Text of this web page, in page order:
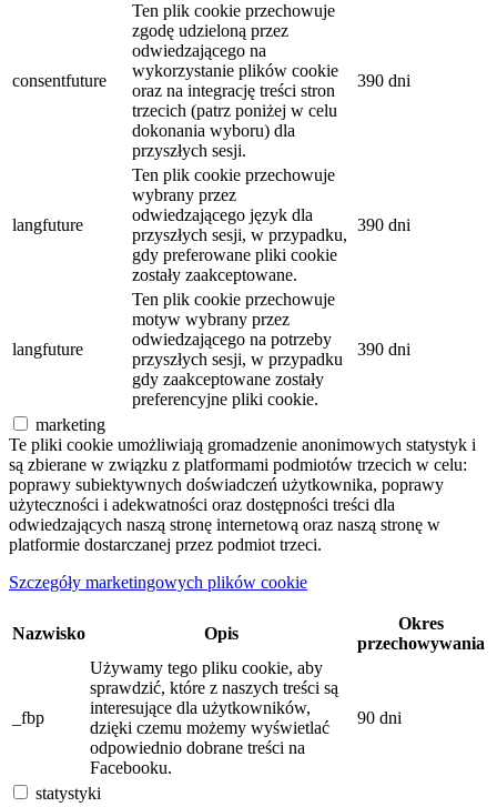
consentfuture
Ten plik cookie przechowuje
zgodę udzieloną przez
odwiedzającego na
wykorzystanie plików cookie
oraz na integrację treści stron
trzecich (patrz poniżej w celu
dokonania wyboru) dla
przyszłych sesji.
390 dni
langfuture
Ten plik cookie przechowuje
wybrany przez
odwiedzającego język dla
przyszłych sesji, w przypadku,
gdy preferowane pliki cookie
zostały zaakceptowane.
390 dni
langfuture
Ten plik cookie przechowuje
motyw wybrany przez
odwiedzającego na potrzeby
przyszłych sesji, w przypadku
gdy zaakceptowane zostały
preferencyjne pliki cookie.
390 dni
marketing
Te pliki cookie umożliwiają gromadzenie anonimowych statystyk i
są zbierane w związku z platformami podmiotów trzecich w celu:
poprawy subiektywnych doświadczeń użytkownika, poprawy
użyteczności i adekwatności oraz dostępności treści dla
odwiedzających naszą stronę internetową oraz naszą stronę w
platformie dostarczanej przez podmiot trzeci.
Szczegóły marketingowych plików cookie
Nazwisko Opis
Okres
przechowywania
_fbp
Używamy tego pliku cookie, aby
sprawdzić, które z naszych treści są
interesujące dla użytkowników,
dzięki czemu możemy wyświetlać
odpowiednio dobrane treści na
Facebooku.
90 dni
statystyki